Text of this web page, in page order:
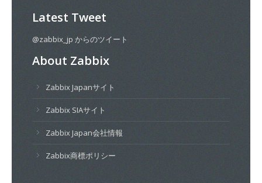
Latest Tweet
@zabbix_jp からのツイート
About Zabbix
Zabbix Japanサイト
Zabbix SIAサイト
Zabbix Japan会社情報
Zabbix商標ポリシー